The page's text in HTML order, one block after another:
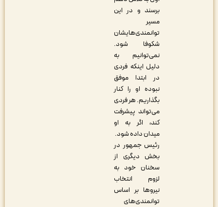
برسند و در این
توانمندی‌هایشان
شکوفا شود.
نمی‌توانیم به
دلیل اینکه فردی
در ابتدا موفق
نبوده او را کنار
بگذاریم. هر فردی
می‌تواند پیشرفت
کند، اگر به او
میدان داده شود.
رئیس جمهور در
بخش دیگری از
سخنان خود به
لزوم انتخاب
نیروها بر اساس
توانمندی‌های